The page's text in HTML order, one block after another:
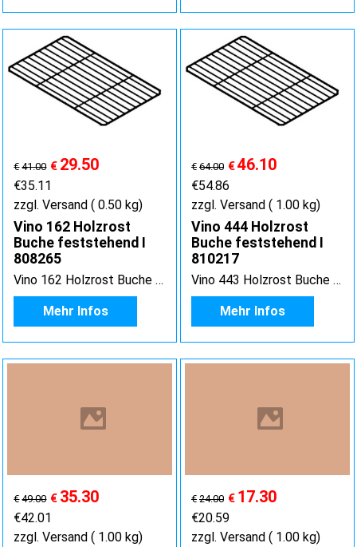
€ 41.00 € 29.50
€35.11
zzgl. Versand
0.50 kg
Vino 162 Holzrost
Buche feststehend I
808265
Vino 162 Holzrost Buche feststehend
Mehr Infos
€ 64.00 €46.10
€54.86
zzgl. Versand
1.00 kg
Vino 444 Holzrost
Buche feststehend I
810217
Vino 443 Holzrost Buche feststehend
Mehr Infos
€ 49.00 € 35.30
€42.01
zzgl. Versand
1.00 kg
€ 24.00 € 17.30
€20.59
zzgl. Versand
1.00 kg